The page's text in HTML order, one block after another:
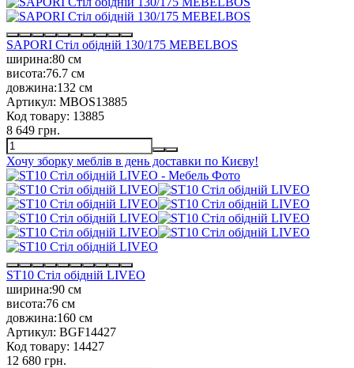
SAPORI Стіл обідній 130/175 MEBELBOS
ширина:80 см
висота:76.7 см
довжина:132 см
Артикул: MBOS13885
Код товару: 13885
8 649 грн.
Хочу зборку меблів в день доставки по Києву!
ST10 Стіл обідній LIVEO
ширина:90 см
висота:76 см
довжина:160 см
Артикул: BGF14427
Код товару: 14427
12 680 грн.